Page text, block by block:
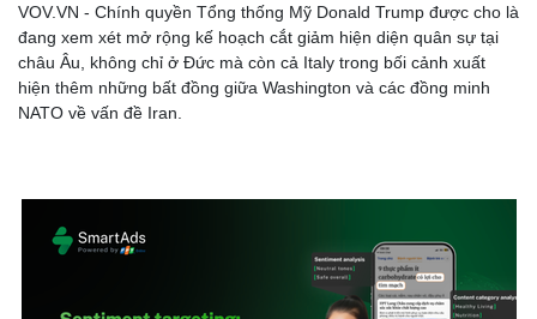
VOV.VN - Chính quyền Tổng thống Mỹ Donald Trump được cho là
đang xem xét mở rộng kế hoạch cắt giảm hiện diện quân sự tại
châu Âu, không chỉ ở Đức mà còn cả Italy trong bối cảnh xuất
hiện thêm những bất đồng giữa Washington và các đồng minh
NATO về vấn đề Iran.